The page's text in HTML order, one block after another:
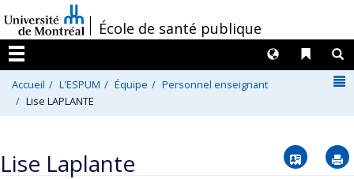
au
contenu
/École de santé publique
Menu
Liens
Langues
Accueil L'ESPUM Équipe
Personnel enseignant
Lise LAPLANTE
Lise Laplante Vcard